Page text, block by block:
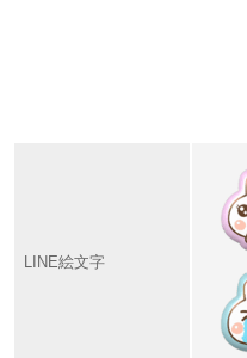
LINE絵文字